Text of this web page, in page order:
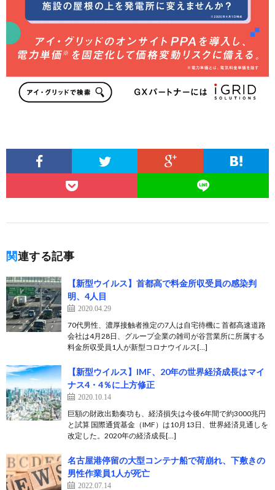
関連する記事
【新型ウイルス】首都高で料金所収受員の感染判
明、4人目
2020.04.29
70代男性、濃厚接触者推定の7人は自宅待機に 首都高速道路
会社は4月28日、グループ企業の雑司が谷営業所に所属する
料金所収受員1人が新型コロナウイルス[…]
【新型ウイルス】IMF、20年の世界経済成長はマイ
ナス4・4％に上方修正
2020.10.14
巨額の財政出動奏功も、経済損失は今後6年間で約3000兆円
と試算 国際通貨基金（IMF）は10月13日、世界経済見通しを
改定した。2020年の経済成長[…]
名古屋港停留の大型コンテナ船で荷崩れ、下敷きの
男性作業員1人が死亡
2022.07.14